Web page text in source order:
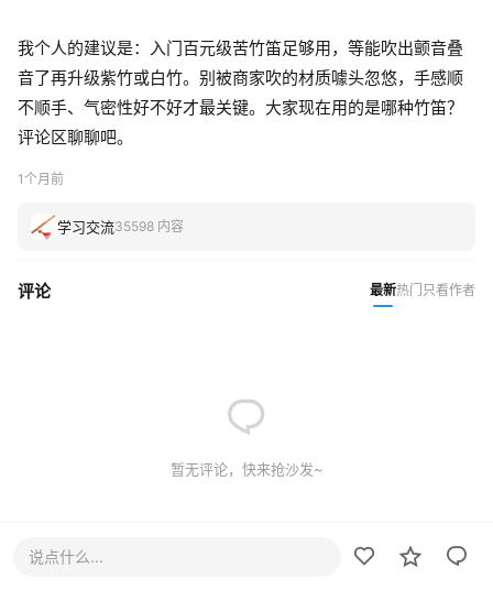
我个人的建议是：入门百元级苦竹笛足够用，等能吹出颤音叠
音了再升级紫竹或白竹。别被商家吹的材质噱头忽悠，手感顺
不顺手、气密性好不好才最关键。大家现在用的是哪种竹笛？
评论区聊聊吧。
1个月前
学习交流35598 内容
评论 最新热门 只看作者
暂无评论，快来抢沙发~
说点什么...